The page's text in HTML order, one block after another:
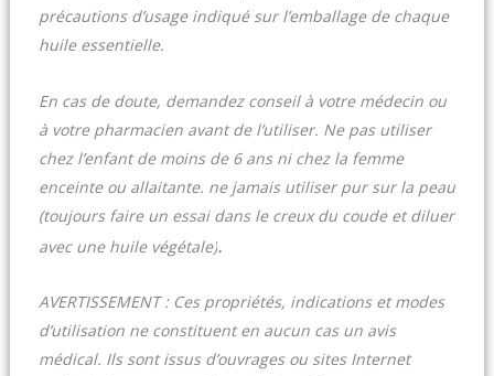
précautions d’usage indiqué sur l’emballage de chaque
huile essentielle.
En cas de doute, demandez conseil à votre médecin ou
à votre pharmacien avant de l’utiliser. Ne pas utiliser
chez l’enfant de moins de 6 ans ni chez la femme
enceinte ou allaitante. ne jamais utiliser pur sur la peau
(toujours faire un essai dans le creux du coude et diluer
avec une huile végétale).
AVERTISSEMENT : Ces propriétés, indications et modes
d’utilisation ne constituent en aucun cas un avis
médical. Ils sont issus d’ouvrages ou sites Internet